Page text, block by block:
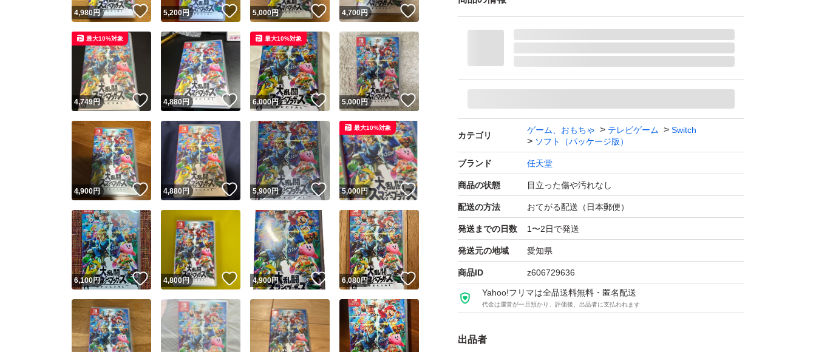
カテゴリ
ゲーム、おもちゃ テレビゲーム
Switch
ソフト（パッケージ版）
ブランド 任天堂
商品の状態 目立った傷や汚れなし
配送の方法 おてがる配送（日本郵便）
発送までの日数 1〜2日で発送
発送元の地域 愛知県
商品ID z606729636
Yahoo!フリマは全品送料無料・匿名配送
代金は運営が一旦預かり、評価後、出品者に支払われます
出品者
4,980円 いいね！
5,200円 いいね！
5,000円 いいね！
4,700円 いいね！
4,749円 いいね！
最大10%対象
4,880 円 いいね！
6,000円 いいね！
最大10%対象
5,000円 いいね！
4,900円 いいね！
4,880円 いいね！
5,900円 いいね！
5,000円 いいね！
最大10%対象
6,100円 いいね！
4,800円 いいね！
4,900円 いいね！
6,080円 いいね！